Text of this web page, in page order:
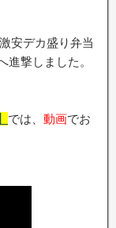
安デカ盛り弁当
進撃しました。
では、 動画でお